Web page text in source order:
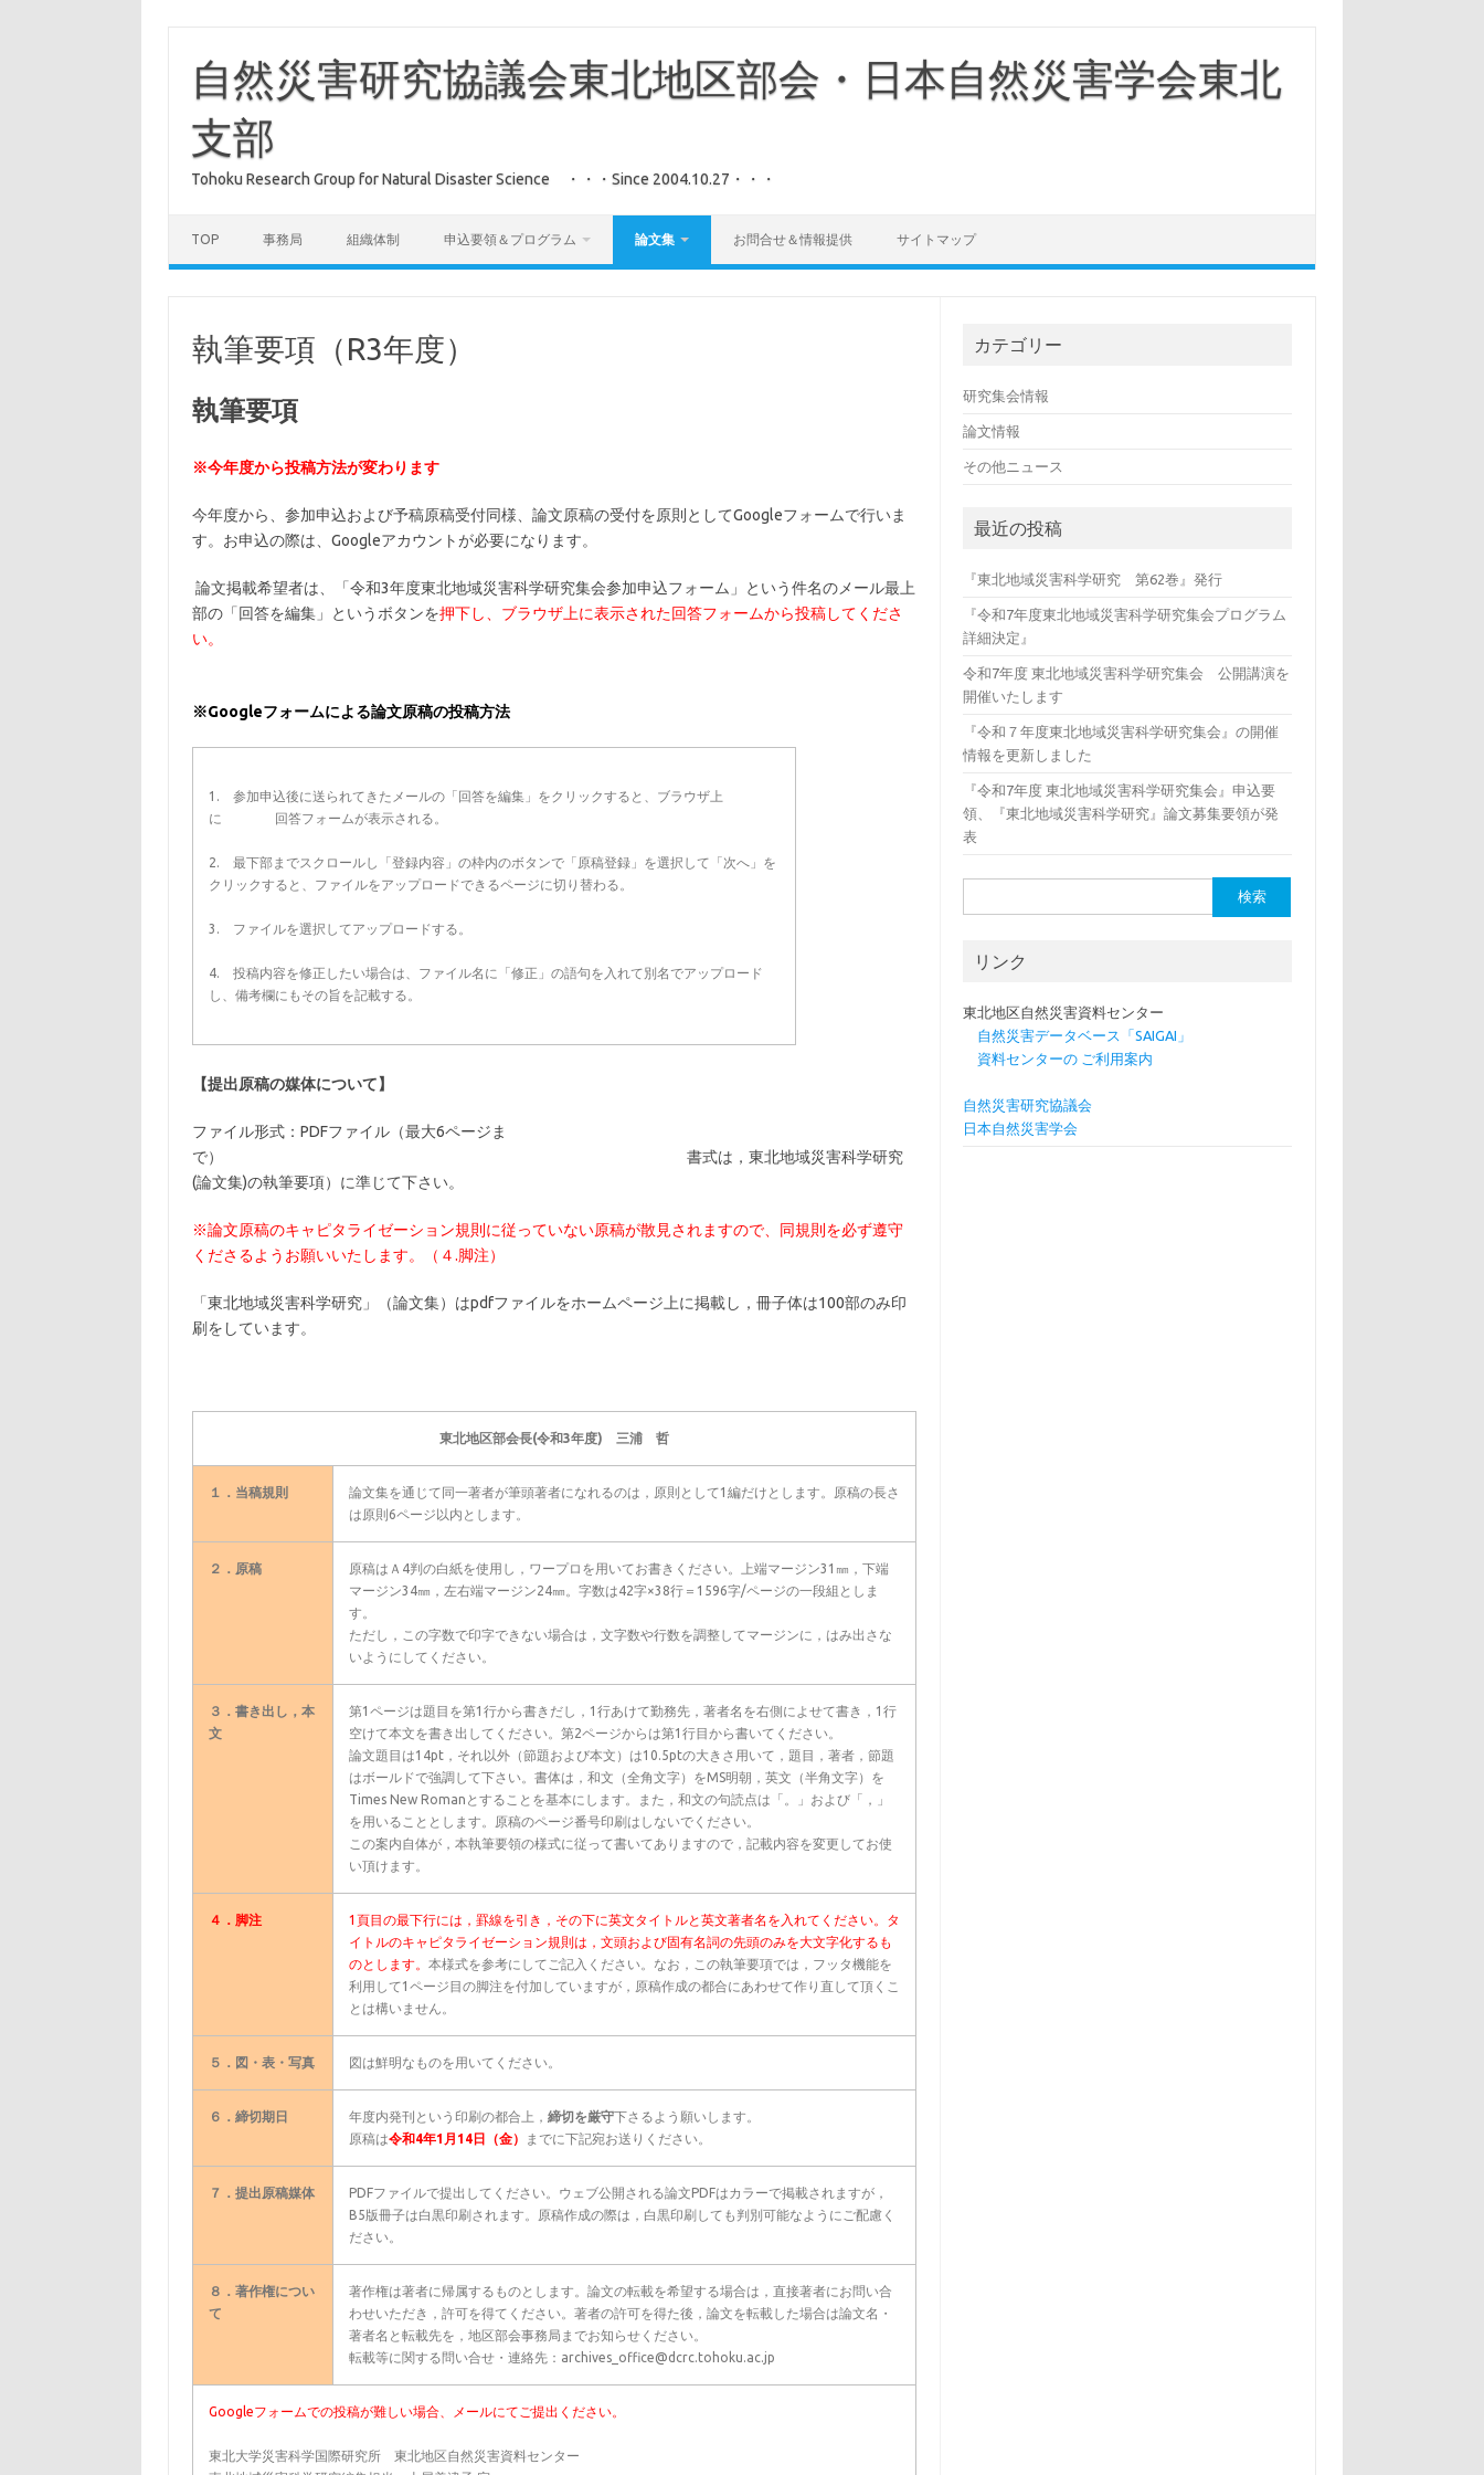
自然災害研究協議会東北地区部会・日本自然災害学会東北
支部
Tohoku Research Group for Natural Disaster Science ・・・Since 2004.10.27・・・
TOP 事務局 組織体制 申込要領＆プログラム 論文集 お問合せ＆情報提供 サイトマップ
執筆要項（R3年度）
執筆要項
※今年度から投稿方法が変わります
今年度から、参加申込および予稿原稿受付同様、論文原稿の受付を原則としてGoogleフォームで行いま
す。お申込の際は、Googleアカウントが必要になります。
論文掲載希望者は、「令和3年度東北地域災害科学研究集会参加申込フォーム」という件名のメール最上
部の「回答を編集」というボタンを押下し、ブラウザ上に表示された回答フォームから投稿してくださ
い。
※Googleフォームによる論文原稿の投稿方法
1. 参加申込後に送られてきたメールの「回答を編集」をクリックすると、ブラウザ上
に 回答フォームが表示される。
2. 最下部までスクロールし「登録内容」の枠内のボタンで「原稿登録」を選択して「次へ」を
クリックすると、ファイルをアップロードできるページに切り替わる。
3. ファイルを選択してアップロードする。
4. 投稿内容を修正したい場合は、ファイル名に「修正」の語句を入れて別名でアップロード
し、備考欄にもその旨を記載する。
【提出原稿の媒体について】
ファイル形式：PDFファイル（最大6ページま
で） 書式は，東北地域災害科学研究
(論文集)の執筆要項）に準じて下さい。
※論文原稿のキャピタライゼーション規則に従っていない原稿が散見されますので、同規則を必ず遵守
くださるようお願いいたします。（４.脚注）
「東北地域災害科学研究」（論文集）はpdfファイルをホームページ上に掲載し，冊子体は100部のみ印
刷をしています。
東北地区部会長(令和3年度) 三浦 哲
１．当稿規則
論文集を通じて同一著者が筆頭著者になれるのは，原則として1編だけとします。原稿の長さ
は原則6ページ以内 とします。
２．原稿
原稿はＡ4判の白紙を使用し，ワープロを用いてお書きください。上端マージン31㎜，下端
マージン34㎜，左右端マージン24㎜。字数は42字×38行＝1596字/ページの一段組としま
す。
ただし，この字数で印字できない場合は，文字数や行数を調整してマージンに，はみ出さな
いようにしてください。
３．書き出し，本
文
第1ページは題目を第1行から書きだし，1行あけて勤務先，著者名を右側によせて書き，1行
空けて本文を書き出してください。第2ページからは第1行目から書いてください。
論文題目は14pt，それ以外（節題および本文）は10.5ptの大きさ用いて，題目，著者，節題
はボールドで強調して下さい。書体は，和文（全角文字）をMS明朝，英文（半角文字）を
Times New Romanとすることを基本にします。また，和文の句読点は「。」および「，」
を用いることとします。原稿のページ番号印刷はしないでください。
この案内自体が，本執筆要領の様式に従って書いてありますので，記載内容を変更してお使
い頂けます。
４．脚注
1頁目の最下行には，罫線を引き，その下に英文タイトルと英文著者名を入れてください。タ
イトルのキャピタライゼーション規則は，文頭および固有名詞の先頭のみを大文字化するも
のとします。 本様式を参考にしてご記入ください。なお，この執筆要項では，フッタ機能を
利用して1ページ目の脚注を付加していますが，原稿作成の都合にあわせて作り直して頂くこ
とは構いません。
５．図・表・写真 図は鮮明なものを用いてください。
６．締切期日 年度内発刊という印刷の都合上， 締切を厳守下さるよう願いします。
原稿は令和4年1月14日（金） までに下記宛お送りください。
７．提出原稿媒体
PDFファイルで提出してください。ウェブ公開される論文PDFはカラーで掲載されますが，
B5版冊子は白黒印刷されます。原稿作成の際は，白黒印刷しても判別可能なようにご配慮く
ださい。
８．著作権につい
て
著作権は著者に帰属するものとします。論文の転載を希望する場合は，直接著者にお問い合
わせいただき，許可を得てください。著者の許可を得た後，論文を転載した場合は論文名・
著者名と転載先を，地区部会事務局までお知らせください。
転載等に関する問い合せ・連絡先：archives_office@dcrc.tohoku.ac.jp
Googleフォームでの投稿が難しい場合、メールにてご提出ください。
東北大学災害科学国際研究所 東北地区自然災害資料センター
カテゴリー
研究集会情報
論文情報
その他ニュース
最近の投稿
『東北地域災害科学研究 第62巻』発行
『令和7年度東北地域災害科学研究集会プログラム
詳細決定』
令和7年度 東北地域災害科学研究集会 公開講演を
開催いたします
『令和７年度東北地域災害科学研究集会』の開催
情報を更新しました
『令和7年度 東北地域災害科学研究集会』申込要
領、『東北地域災害科学研究』論文募集要領が発
表
索:
リンク
東北地区自然災害資料センター
自然災害データベース「SAIGAI」
資料センターの ご利用案内
自然災害研究協議会
日本自然災害学会